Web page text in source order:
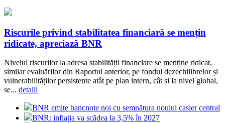
Riscurile privind stabilitatea financiară se mențin
ridicate, apreciază BNR
Nivelul riscurilor la adresa stabilității financiare se menține ridicat,
similar evaluărilor din Raportul anterior, pe fondul dezechilibrelor și
vulnerabilităților persistente atât pe plan intern, cât și la nivel global,
se... detalii
BNR emite bancnote noi cu semnătura noului casier central
BNR: inflația va scădea la 3,5% în 2027